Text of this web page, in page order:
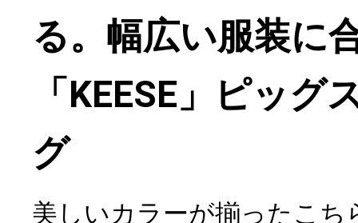
る。幅広い服装に
「KEESE」ピッグ
グ
美しいカラーが揃ったこち